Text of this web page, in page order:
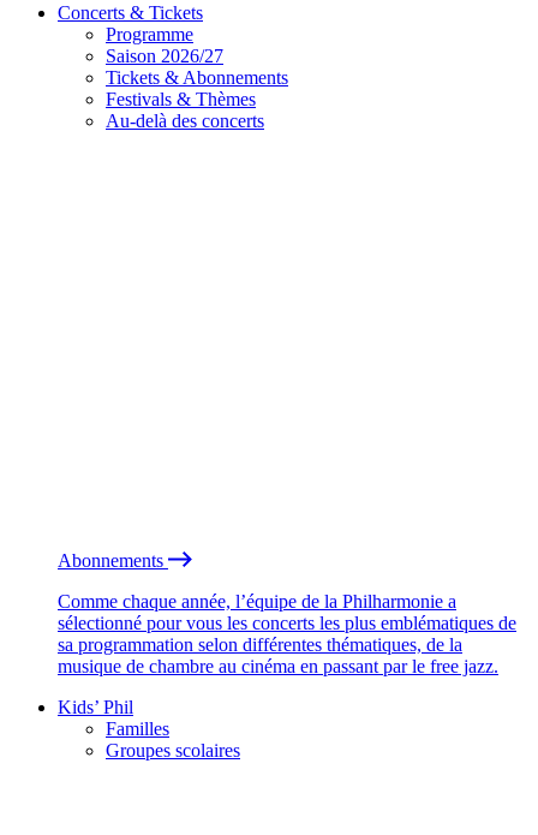
Concerts & Tickets
Programme
Saison 2026/27
Tickets & Abonnements
Festivals & Thèmes
Au-delà des concerts
Abonnements
Comme chaque année, l’équipe de la Philharmonie a
sélectionné pour vous les concerts les plus emblématiques de
sa programmation selon différentes thématiques, de la
musique de chambre au cinéma en passant par le free jazz.
Kids’ Phil
Familles
Groupes scolaires